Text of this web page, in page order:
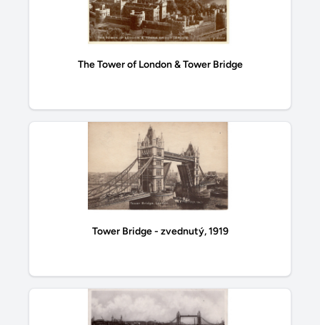
The Tower of London & Tower Bridge
Tower Bridge - zvednutý, 1919